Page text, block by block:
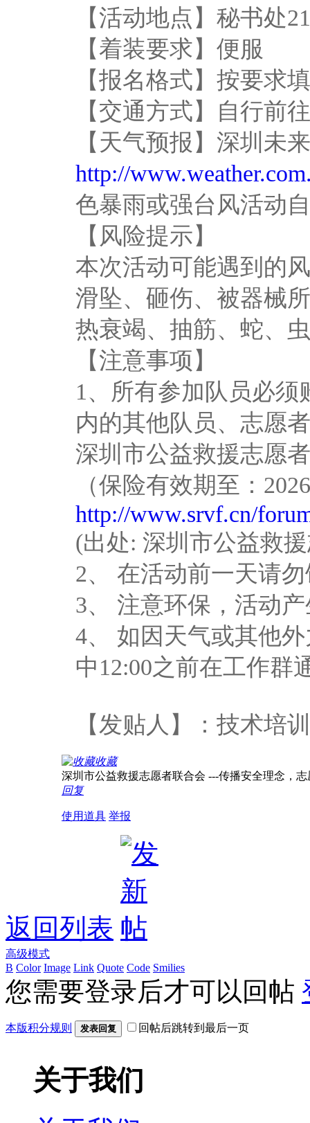
【活动地点】秘书处
【着装要求】便服
【报名格式】按要求
【交通方式】自行前往
【天气预报】深圳未
http://
色暴雨或强台风活动
【风险提示】
本次活动可能遇到的
滑坠、砸伤、被器械
热衰竭、抽筋、蛇、
【注意事项】
1、所有参加队员必
内的其他队员、志愿
深圳市公益救援志愿
（保险有效期至：
http://www.srvf.cn/
(出处: 深圳市公益救
2、 在活动前一天请
3、 注意环保，活动
4、 如因天气或其他
中12:00之前在工作群
【发贴人】：技术培
收藏
深圳市公益救援志愿者联合会 ---传播安全理念，
回复
使用道具 举报
返回列表
高级模式
B Color Image Link Quote Code Smilies
您需要登录后才可以回帖
本版积分规则 发表回复 回帖后跳转到最后一页
关于我们